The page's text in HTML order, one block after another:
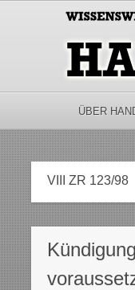
ÜBER
VIII ZR 123/98